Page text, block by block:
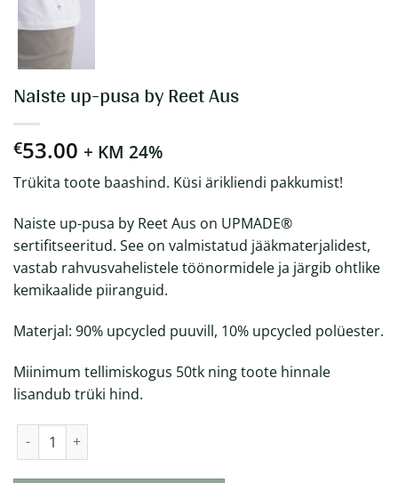
Naiste up-pusa by Reet Aus
€53.00 + KM 24%
Trükita toote baashind. Küsi ärikliendi pakkumist!
Naiste up-pusa by Reet Aus on UPMADE®
sertifitseeritud. See on valmistatud jääkmaterjalidest,
vastab rahvusvahelistele töönormidele ja järgib ohtlike
kemikaalide piiranguid.
Materjal: 90% upcycled puuvill, 10% upcycled polüester.
Miinimum tellimiskogus 50tk ning toote hinnale
lisandub trüki hind.